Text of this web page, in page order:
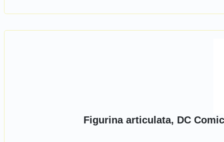
Figurina articulata, DC